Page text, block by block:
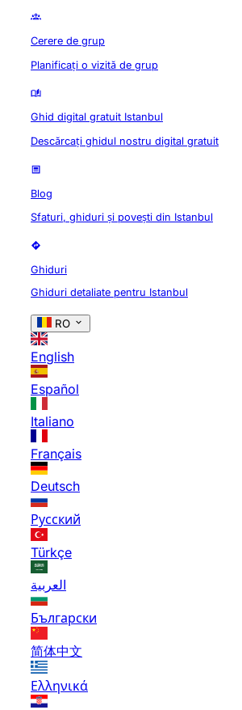
Cerere de grup
Planificați o vizită de grup
Ghid digital gratuit Istanbul
Descărcați ghidul nostru digital gratuit
Blog
Sfaturi, ghiduri și povești din Istanbul
Ghiduri
Ghiduri detaliate pentru Istanbul
RO
English
Español
Italiano
Français
Deutsch
Русский
Türkçe
العربية
Български
简体中文
Ελληνικά